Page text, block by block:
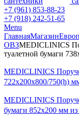
+7 (961) 853-88-23
+7 (918) 242-51-65
Menu
ГлавнаяМагазин
ОВЗMEDICLINICS
туалетной бумаги
MEDICLINICS
722х200х800/750(h)
MEDICLINICS
бумаги 852х200 мм